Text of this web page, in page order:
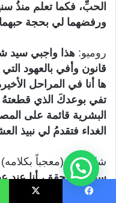
الحبِّ، فكما تعلم منذُ
ورفضهما لي بحجة
روميو: هذا واجبي سيد
قانون وأفي بالعهود
ها أنا في المراحل
تفي بوعدكَ الذي قطعتهُ
البشرية قائمة على
الغداء فتقدمُ لي نبيذ
شكسبير: (معجباً بكلامه)
سيادة المحقق، أنا عند
تُخلصني أولاً من